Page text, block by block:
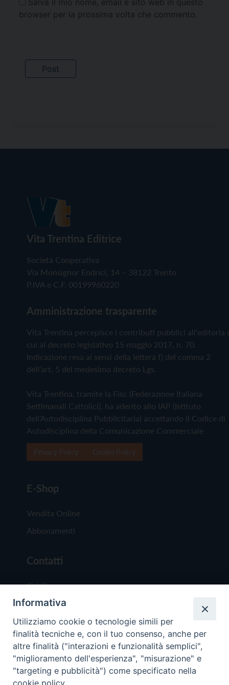
browser per la prossima volta che commento.
Vita Trentina Editrice
Società Cooperativa
Via Monsignor Endrici, 14 – 38122 Trento
P.IVA e C.F. 00199960220
Amministrazione trasparente
Vita Trentina percepisce i contributi pubblici all'editoria
cui al decreto legislativo 15 maggio 2017, n. 70.
Indicazione resa ai sensi della lettera f) del comma 2
dell'art. 5 del medesimo decreto Lgs.
Vita Trentina, tramite la Fisc (Federazione Italiana
Settimanali Cattolici), ha aderito allo IAP (Istituto
dell'Autodisciplina Pubblicitaria) accettando il Codice di
Autodisciplina della Comunicazione Commerciale
E-Shop
Vendita Online
Abbonamenti
Contatti
Chi Siamo
Redazione
Scrivici
Informativa
Utilizziamo cookie o tecnologie simili per
finalità tecniche e, con il tuo consenso, anche per
altre finalità ("interazioni e funzionalità semplici",
"miglioramento dell'esperienza", "misurazione" e
"targeting e pubblicità") come specificato nella